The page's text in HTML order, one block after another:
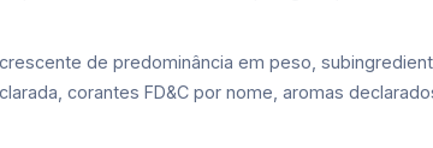
de predominância em peso,
corantes FD&C por nome, aromas